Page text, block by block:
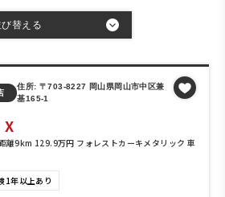
住所: 〒703-8227 岡山県岡山市中区兼
基165-1
X
離9km 129.9万円 フォレストカーキメタリック 車
1年以上あり